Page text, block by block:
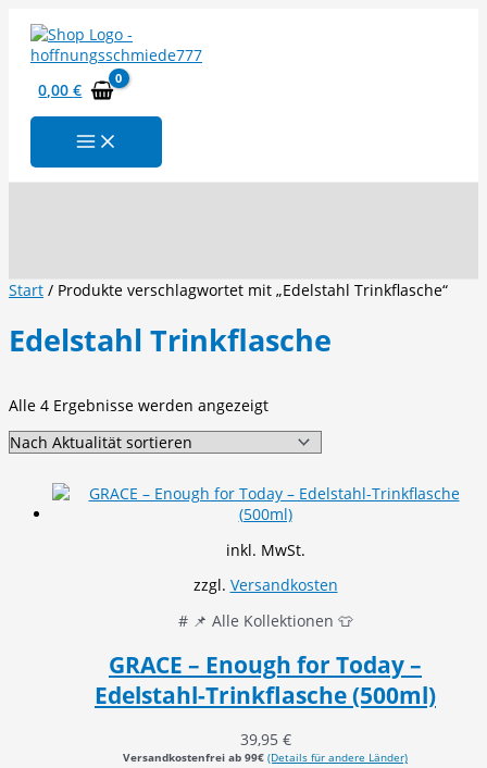
Inhalt
springen
0,00€
Start / Produkte verschlagwortet mit „Edelstahl Trinkflasche“
Edelstahl Trinkflasche
Alle 4 Ergebnisse werden angezeigtNach
sortiert
inkl. MwSt.
zzgl. Versandkosten
# 📌 Alle Kollektionen 👕
GRACE – Enough for Today –
Edelstahl-Trinkflasche (500ml)
39,95 €
Versandkostenfrei ab 99€ (Details für andere Länder)